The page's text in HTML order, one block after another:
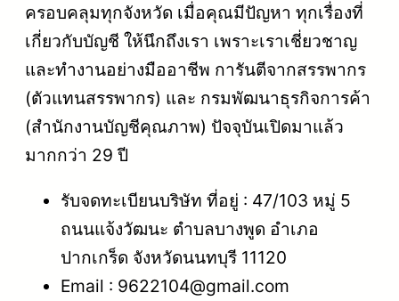
ครอบคลุมทุกจังหวัด เมื่อคุณมีปัญหา ทุกเรื่องที่
เกี่ยวกับบัญชี ให้นึกถึงเรา เพราะเราเชี่ยวชาญ
และทำงานอย่างมืออาชีพ การันตีจากสรรพากร
(ตัวแทนสรรพากร) และ กรมพัฒนาธุรกิจการค้า
(สำนักงานบัญชีคุณภาพ) ปัจจุบันเปิดมาแล้ว
มากกว่า 29 ปี
รับจดทะเบียนบริษัท ที่อยู่ : 47/103 หมู่ 5
ถนนแจ้งวัฒนะ ตำบลบางพูด อำเภอ
ปากเกร็ด จังหวัดนนทบุรี 11120
Email : 9622104@gmail.com